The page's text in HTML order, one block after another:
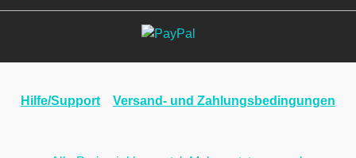
Hilfe/Support Versand- und Zahlungsbedingungen